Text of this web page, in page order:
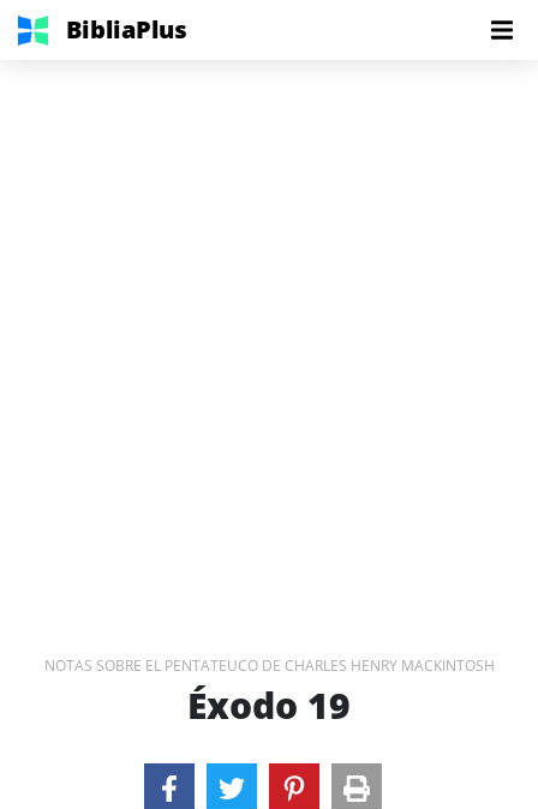
BibliaPlus
NOTAS SOBRE EL PENTATEUCO DE CHARLES HENRY MACKINTOSH
Éxodo 19